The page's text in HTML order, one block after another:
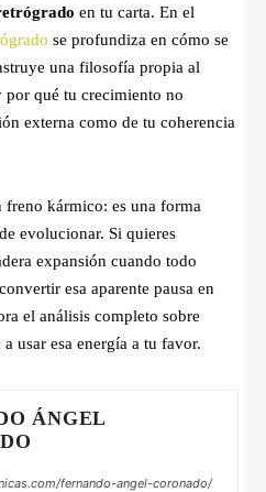
en tu carta. En el
se profundiza en cómo se
una filosofía propia al
qué tu crecimiento no
externa como de tu coherencia
freno kármico: es una forma
evolucionar. Si quieres
expansión cuando todo
esa aparente pausa en
el análisis completo sobre
usar esa energía a tu favor.
ÁNGEL
fernando-angel-coronado/